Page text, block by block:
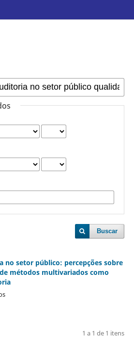
Buscar
no setor público: percepções sobre
métodos multivariados como
1 a 1 de 1 itens